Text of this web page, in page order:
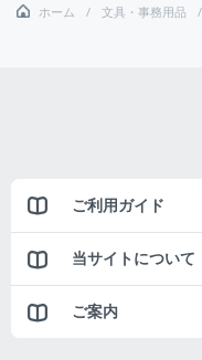
ホーム 文具・事務用品
ご利用ガイド
当サイトについて
ご案内